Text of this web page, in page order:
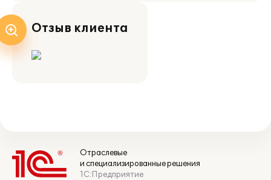
Отзыв клиента
Отраслевые
и специализированные решения
1С:Предприятие